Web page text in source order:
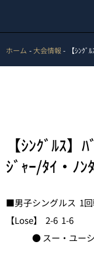
ホーム 大会情報 【ｼﾝｸ
【ｼﾝｸﾞﾙｽ】
ｼﾞｬｰ/ﾀｲ・ﾉﾝﾀ
■男子シングル
【Lose】 2-6 1-6
● スー・ユーシ